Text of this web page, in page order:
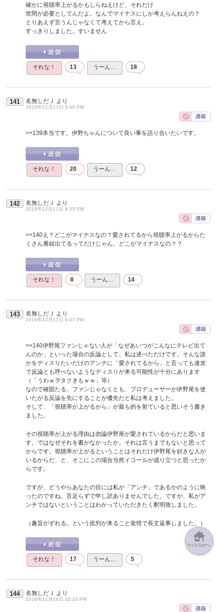
確かに視聴率上がるかもしらねえけど、それだけ
世間が必要としてんだよ。なんでマイナスにしか考えらんねえの？
とりあえず言うんじゃなくて考えてから言え。
すっきりしました。すいません
それな！ 13 うーん… 18
141 名無しだＪ より
2016年12月17日 5:40 PM
>>139本当です。伊野ちゃんについて良い事を語り合いたいです。
それな！ 20 うーん… 12
142 名無しだＪ より
2016年12月17日 8:35 PM
>>140え？どこがマイナスなの？愛されてるから視聴率上がるからた
くさん番組出てるってだけじゃん。どこがマイナスなの？？
それな！ 8 うーん… 14
143 名無しだＪ より
2016年12月17日 8:47 PM
>>140伊野尾ファンじゃない人が「なぜあいつがこんなにテレビ出て
んのか」といった場合の反論として、私は述べただけです。そんな誰
かをディスりたいだけのアンチに「愛されてるから」と言っても速攻
で反論とも呼べないようなディスりが来る可能性が十分にあります
（「うわｗヲタクきもｗｗ」等）
なので確固たる、ファンじゃなくとも、プロデューサーが伊野尾を使
いたがる反論を先にすることが優先だと私は考えました。
そして、「視聴率が上がるから」が最も的を射ていると思いそう書き
ました。
その視聴率が上がる理由は勿論伊野尾が愛されているからだと思いま
す。ではなぜそれを書かなかったか。それは言うまでもないと思って
からです。視聴率が上がるということはそれだけ伊野尾を好きな人が
いるからだ、と、そこにこの場合当然イコールが成り立つと思ったか
らです。
ですが、どうやらあなたの目には私が「アンチ」であるかのように映
ったのですね。舌足らずで申し訳ありませんでした。ですが、私がア
ンチではないということはわかっていただきたく釈明致しました。
（趣旨がずれる。という批判が来ること覚悟で長文返事しました。）
それな！ 17 うーん… 5
144 名無しだＪ より
2016年12月19日 10:33 PM